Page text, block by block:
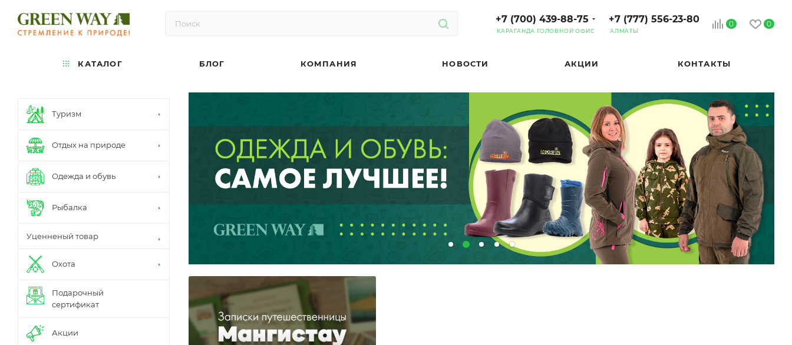
0 0
+7 (777) 556-23-80
АЛМАТЫ
+7 (700) 439-88-75
КАРАГАНДА ГОЛОВНОЙ ОФИС
КАТАЛОГ БЛОГ КОМПАНИЯ НОВОСТИ АКЦИИ КОНТАКТЫ
Туризм
Отдых на природе
Одежда и обувь
Рыбалка
Уценненый товар
Охота
Подарочный
сертификат
Акции